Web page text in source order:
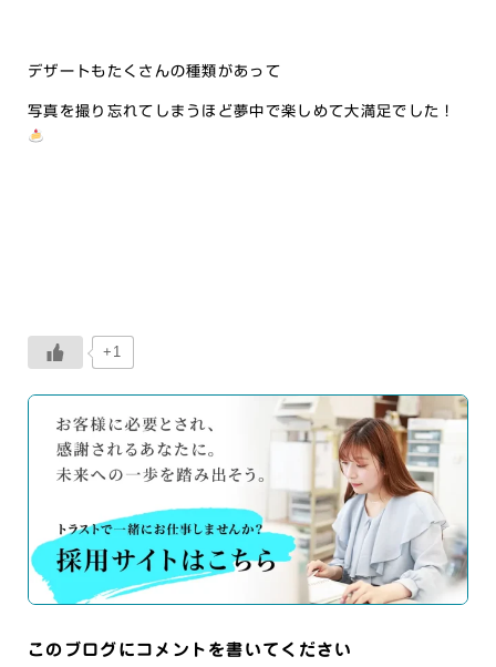
デザートもたくさんの種類があって
写真を撮り忘れてしまうほど夢中で楽しめて大満足でした！
+1
このブログにコメントを書いてください